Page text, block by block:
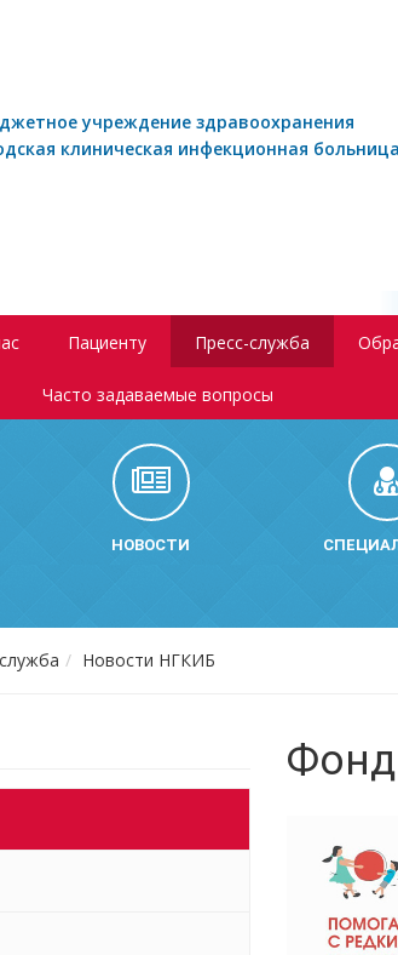
учреждение здравоохранения
клиническая инфекционная
Пациенту Пресс-служба
Часто задаваемые вопросы
НОВОСТИ
Новости НГКИБ
Фонд